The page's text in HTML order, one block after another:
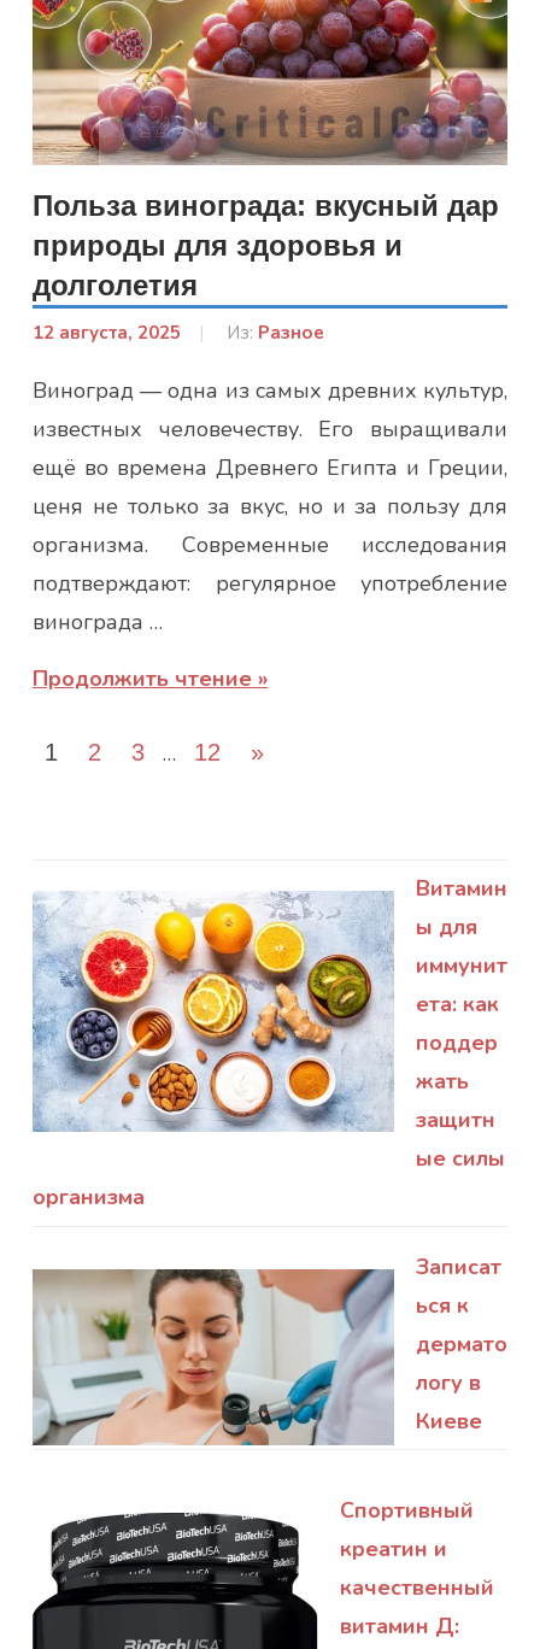
Польза винограда: вкусный дар
природы для здоровья и
долголетия
12 августа, 2025
От:
Юлія
Из: Разное
Виноград — одна из самых древних культур,
известных человечеству. Его выращивали
ещё во времена Древнего Египта и Греции,
ценя не только за вкус, но и за пользу для
организма. Современные исследования
подтверждают: регулярное употребление
винограда …
Продолжить чтение
Пагинация
1 2 3 … 12
Следующие
»
Витамин
ы для
иммунит
ета: как
поддер
жать
защитн
ые силы
организма
Записат
ься к
дермато
логу в
Киеве
Спортивный
креатин и
качественный
витамин Д: